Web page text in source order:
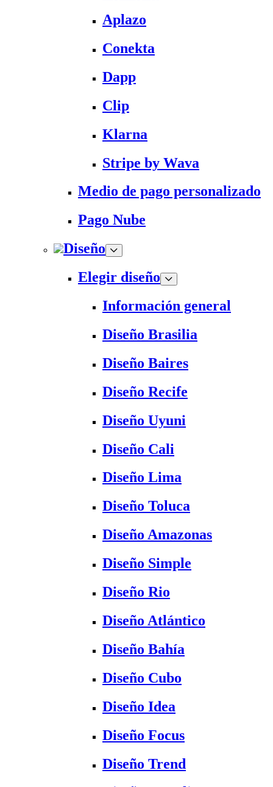
Aplazo
Conekta
Dapp
Clip
Klarna
Stripe by Wava
Medio de pago personalizado
Pago Nube
Diseño
Elegir diseño
Información general
Diseño Brasilia
Diseño Baires
Diseño Recife
Diseño Uyuni
Diseño Cali
Diseño Lima
Diseño Toluca
Diseño Amazonas
Diseño Simple
Diseño Rio
Diseño Atlántico
Diseño Bahía
Diseño Cubo
Diseño Idea
Diseño Focus
Diseño Trend